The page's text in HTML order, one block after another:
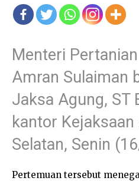
Menteri
Amran Sulaiman
Jaksa Agung, ST
kantor
Selatan, Senin
Pertemuan tersebut